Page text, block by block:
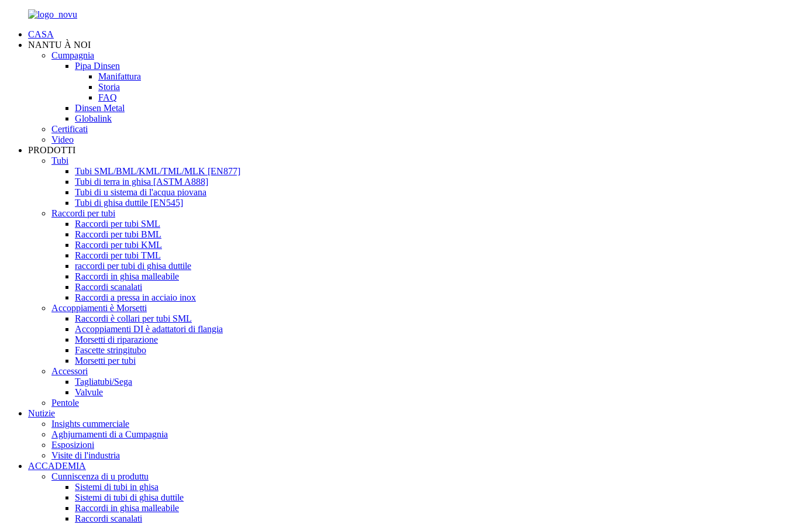
CASA
NANTU À NOI
Cumpagnia
Pipa Dinsen
Manifattura
Storia
FAQ
Dinsen Metal
Globalink
Certificati
Video
PRODOTTI
Tubi
Tubi SML/BML/KML/TML/MLK [EN877]
Tubi di terra in ghisa [ASTM A888]
Tubi di u sistema di l'acqua piovana
Tubi di ghisa duttile [EN545]
Raccordi per tubi
Raccordi per tubi SML
Raccordi per tubi BML
Raccordi per tubi KML
Raccordi per tubi TML
raccordi per tubi di ghisa duttile
Raccordi in ghisa malleabile
Raccordi scanalati
Raccordi a pressa in acciaio inox
Accoppiamenti è Morsetti
Raccordi è collari per tubi SML
Accoppiamenti DI è adattatori di flangia
Morsetti di riparazione
Fascette stringitubo
Morsetti per tubi
Accessori
Tagliatubi/Sega
Valvule
Pentole
Nutizie
Insights cummerciale
Aghjurnamenti di a Cumpagnia
Esposizioni
Visite di l'industria
ACCADEMIA
Cunniscenza di u produttu
Sistemi di tubi in ghisa
Sistemi di tubi di ghisa duttile
Raccordi in ghisa malleabile
Raccordi scanalati